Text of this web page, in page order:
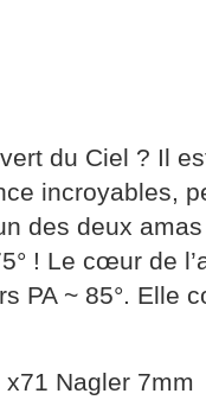
du Ciel ? Il
incroyables,
des deux
! Le cœur de
PA ~ 85°. Elle
x71 Nagler 7mm